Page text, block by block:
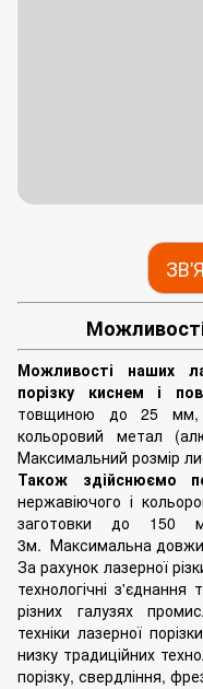
Можливості наших
порізку киснем і
товщиною до 25 мм,
кольоровий метал
Максимальний розмір
Також здійснюємо
нержавіючого і
заготовки до 150
3м. Максимальна
За рахунок лазерної
технологічні
різних галузях
техніки лазерної
низку традиційних
порізку, свердління,